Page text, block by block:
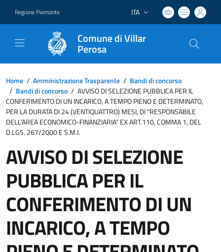
Regione Piemonte Lingua attiva:
ITA
Comune di Villar
Perosa
Home / Amministrazione Trasparente / Bandi di concorso
/ Bandi di concorso / AVVISO DI SELEZIONE PUBBLICA PER IL
CONFERIMENTO DI UN INCARICO, A TEMPO PIENO E DETERMINATO,
PER LA DURATA DI 24 (VENTIQUATTRO) MESI, DI “RESPONSABILE
DELL’AREA ECONOMICO-FINANZIARIA” EX ART.110, COMMA 1, DEL
D.LGS. 267/2000 E S.M.I.
AVVISO DI SELEZIONE
PUBBLICA PER IL
CONFERIMENTO DI UN
INCARICO, A TEMPO